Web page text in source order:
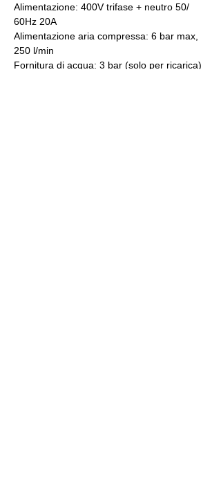
Alimentazione: 400V trifase + neutro 50/
60Hz 20A
Alimentazione aria compressa: 6 bar max,
250 l/min
Fornitura di acqua: 3 bar (solo per ricarica)